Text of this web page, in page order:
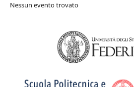
Nessun evento trovato